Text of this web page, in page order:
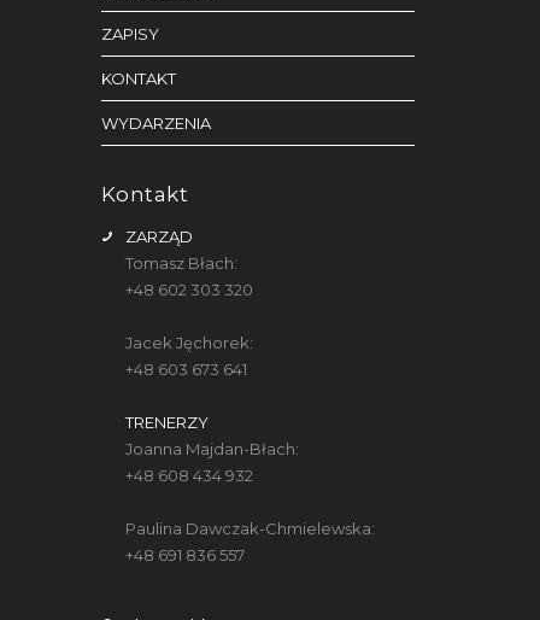
ZAPISY
KONTAKT
WYDARZENIA
Kontakt
ZARZĄD
Tomasz Błach:
+48 602 303 320
Jacek Jęchorek:
+48 603 673 641
TRENERZY
Joanna Majdan-Błach:
+48 608 434 932
Paulina Dawczak-Chmielewska:
+48 691 836 557